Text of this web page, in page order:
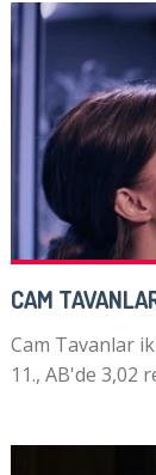
CAM
Cam Tavanlar
11., AB'de 3,02